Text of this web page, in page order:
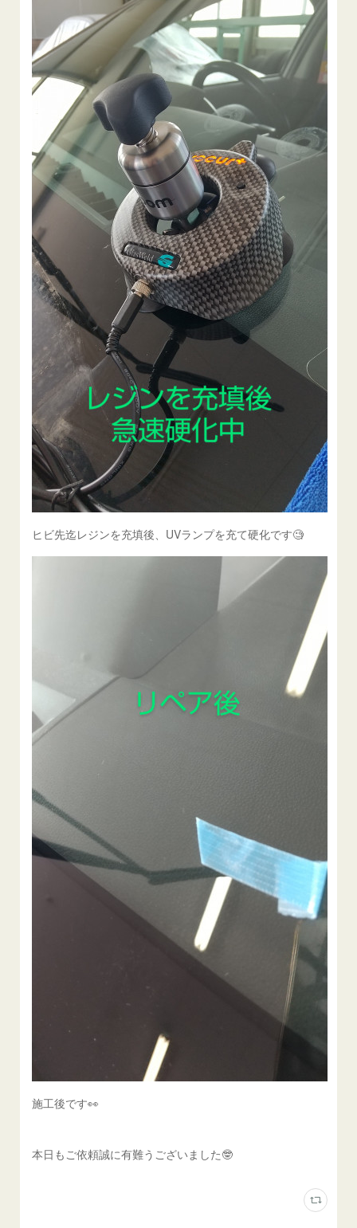
ヒビ先迄レジンを充填後、UVランプを充て硬化です🧐
施工後です👀
本日もご依頼誠に有難うございました🤓